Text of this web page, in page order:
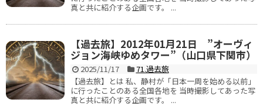
真と共に紹介する企画です。 ...
【過去旅】2012年01月21日 ”オーヴィ
ジョン海峡ゆめタワー”（山口県下関市）
2025/11/17
71.過去旅
【過去旅】とは 私、静村が「日本一周を始める以前」
に行ったことのある全国各地を 当時撮影してあった写
真と共に紹介する企画です。 ...